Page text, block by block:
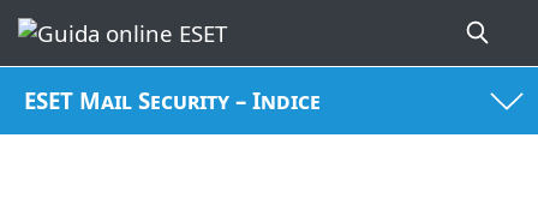
ESET Mail Security – Indice